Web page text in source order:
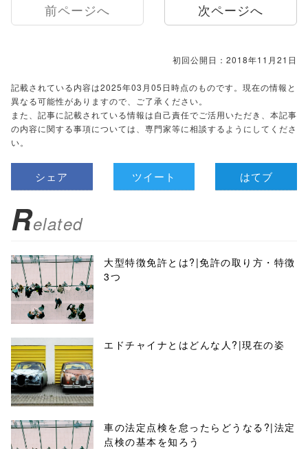
前ページへ 次ページへ
初回公開日：2018年11月21日
記載されている内容は2025年03月05日時点のものです。現在の情報と
異なる可能性がありますので、ご了承ください。
また、記事に記載されている情報は自己責任でご活用いただき、本記事
の内容に関する事項については、専門家等に相談するようにしてくださ
い。
シェア ツイート はてブ
Related
大型特徴免許とは?|免許の取り方・特徴
3つ
エドチャイナとはどんな人?|現在の姿
車の法定点検を怠ったらどうなる?|法定
点検の基本を知ろう